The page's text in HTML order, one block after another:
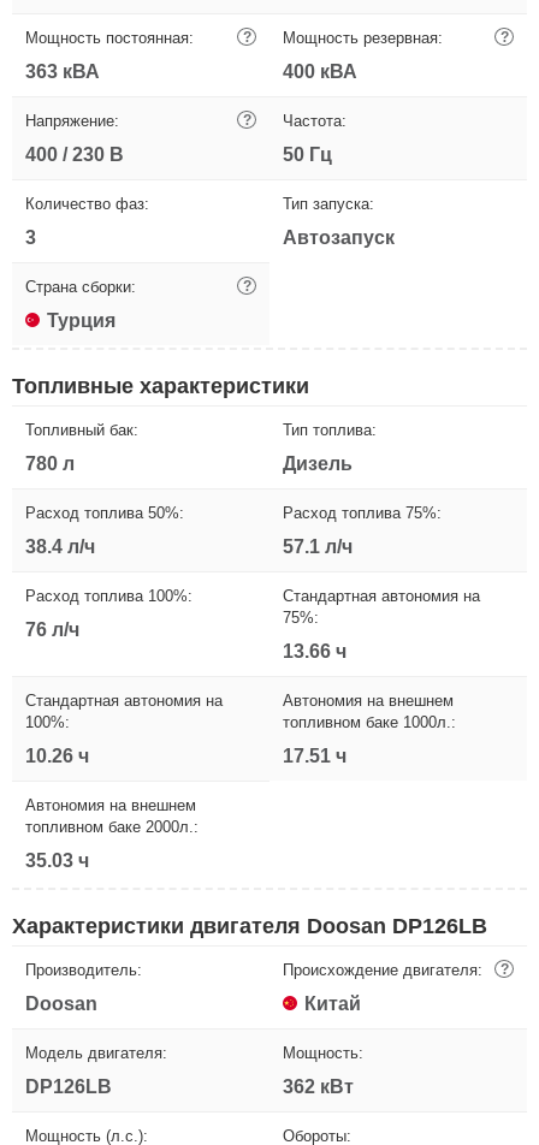
Мощность постоянная: ?
363 кВА
Мощность резервная: ?
400 кВА
Напряжение: ?
400 / 230 В
Частота:
50 Гц
Количество фаз:
3
Тип запуска:
Автозапуск
Страна сборки: ?
Турция
Топливные характеристики
Топливный бак:
780 л
Тип топлива:
Дизель
Расход топлива 50%:
38.4 л/ч
Расход топлива 75%:
57.1 л/ч
Расход топлива 100%:
76 л/ч
Стандартная автономия на
75%:
13.66 ч
Стандартная автономия на
100%:
10.26 ч
Автономия на внешнем
топливном баке 1000л.:
17.51 ч
Автономия на внешнем
топливном баке 2000л.:
35.03 ч
Характеристики двигателя Doosan DP126LB
Производитель:
Doosan
Происхождение двигателя: ?
Китай
Модель двигателя:
DP126LB
Мощность:
362 кВт
Мощность (л.с.): Обороты: